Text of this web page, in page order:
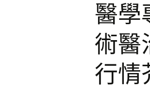
醫學
術醫
行情